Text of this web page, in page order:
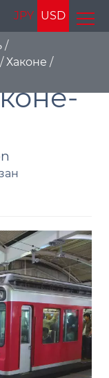
JPY USD
/
/ Хаконе /